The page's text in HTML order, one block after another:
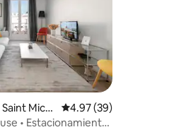
37 evaluaciones
Mich
Calificación
4.97 (39)
• Estacionamiento